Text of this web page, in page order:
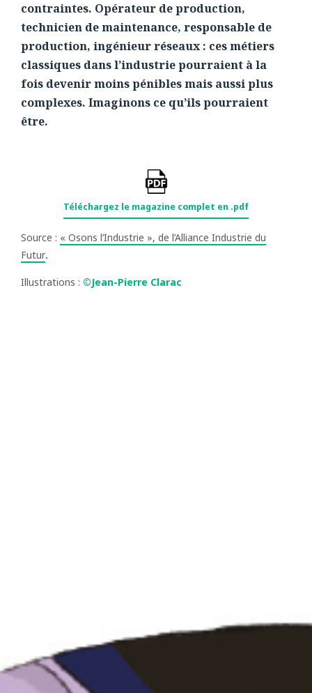
contraintes. Opérateur de production,
technicien de maintenance, responsable de
production, ingénieur réseaux : ces métiers
classiques dans l’industrie pourraient à la
fois devenir moins pénibles mais aussi plus
complexes. Imaginons ce qu’ils pourraient
être.
Téléchargez le magazine complet en .pdf
Source : « Osons l’Industrie », de l’Alliance Industrie du
Futur.
Illustrations : ©Jean-Pierre Clarac